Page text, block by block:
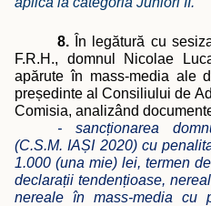
8.
În legătură cu
F.R.H., domnul Nicolae
apărute în mass-media ale
președinte al Consiliului de
Comisia, analizând
- sancționarea
(C.S.M. IAȘI 2020) cu
1.000 (una mie) lei, termen
declarații tendențioase,
nereale în mass-media cu